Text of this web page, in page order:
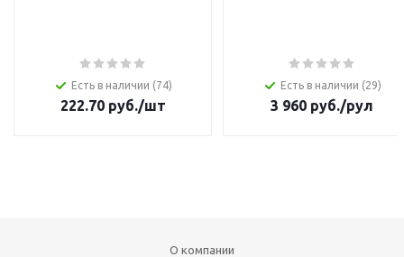
Есть в наличии (74)
222.70руб./шт
Есть в наличии (29)
3 960 руб./рул
О компании